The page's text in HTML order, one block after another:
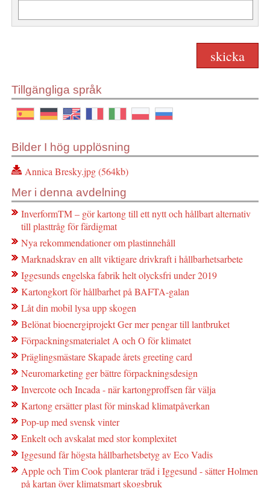
Tillgängliga språk
Bilder I hög upplösning
Annica Bresky.jpg (564kb)
Mer i denna avdelning
InverformTM – gör kartong till ett nytt och hållbart alternativ
till plasttråg för färdigmat
Nya rekommendationer om plastinnehåll
Marknadskrav en allt viktigare drivkraft i hållbarhetsarbete
Iggesunds engelska fabrik helt olycksfri under 2019
Kartongkort för hållbarhet på BAFTA-galan
Låt din mobil lysa upp skogen
Belönat bioenergiprojekt Ger mer pengar till lantbruket
Förpackningsmaterialet A och O för klimatet
Präglingsmästare Skapade årets greeting card
Neuromarketing ger bättre förpackningsdesign
Invercote och Incada - när kartongproffsen får välja
Kartong ersätter plast för minskad klimatpåverkan
Pop-up med svensk vinter
Enkelt och avskalat med stor komplexitet
Iggesund får högsta hållbarhetsbetyg av Eco Vadis
Apple och Tim Cook planterar träd i Iggesund - sätter Holmen
på kartan över klimatsmart skogsbruk